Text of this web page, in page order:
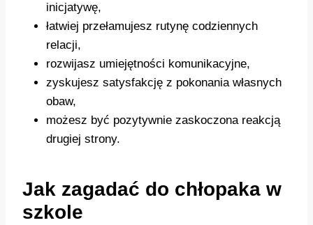
inicjatywę,
łatwiej przełamujesz rutynę codziennych
relacji,
rozwijasz umiejętności komunikacyjne,
zyskujesz satysfakcję z pokonania własnych
obaw,
możesz być pozytywnie zaskoczona reakcją
drugiej strony.
Jak zagadać do chłopaka w
szkole